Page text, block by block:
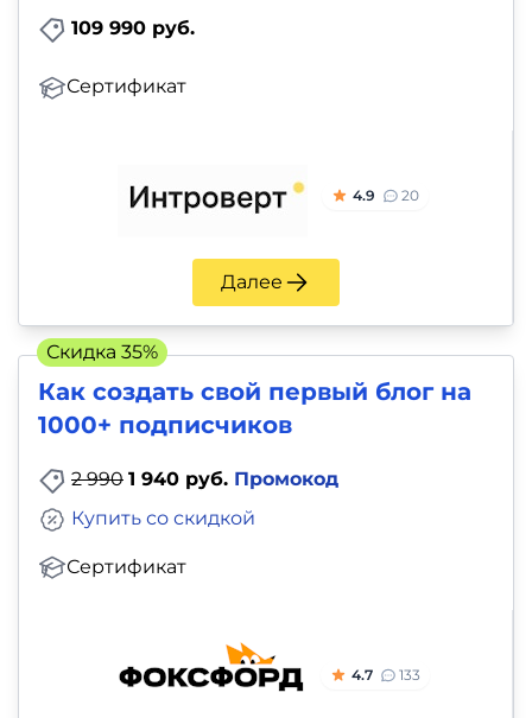
109 990 руб.
Сертификат
4.9 20
Далее
Как создать свой первый блог на
1000+ подписчиков
2 990 1 940 руб. Промокод
Сертификат
Купить со скидкой
4.7 133
Скидка 35%